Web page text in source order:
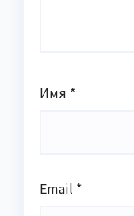
Имя *
Email *